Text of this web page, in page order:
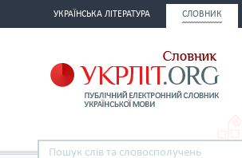
УКРАЇНСЬКА ЛІТЕРАТУРА СЛОВНИК